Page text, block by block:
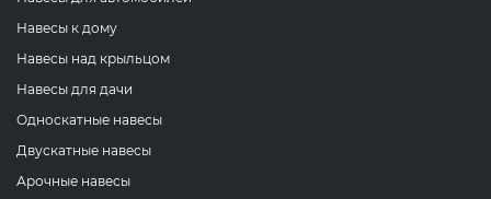
Навесы к дому
Навесы над крыльцом
Навесы для дачи
Односкатные навесы
Двускатные навесы
Арочные навесы